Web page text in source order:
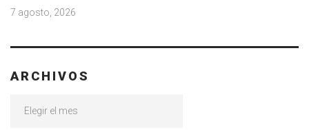
7 agosto, 2026
ARCHIVOS